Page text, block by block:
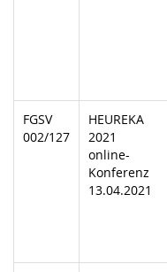
FGSV
002/127
HEUREKA
2021
online-
Konferenz
13.04.2021